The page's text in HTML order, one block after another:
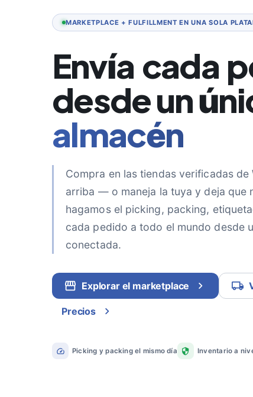
MARKETPLACE + FULFILLMENT EN UNA SOLA
desde un
almacén
Compra en las tiendas verificadas de
arriba — o maneja la tuya y deja que
hagamos el picking, packing,
cada pedido a todo el mundo desde
conectada.
Explorar el marketplace
Precios
Picking y packing el mismo día Inventario a